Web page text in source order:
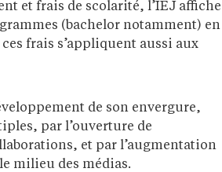
et frais de scolarité, l’IEJ affiche
(bachelor notamment) en
frais s’appliquent aussi aux
de son envergure,
par l’ouverture de
et par l’augmentation
milieu des médias.